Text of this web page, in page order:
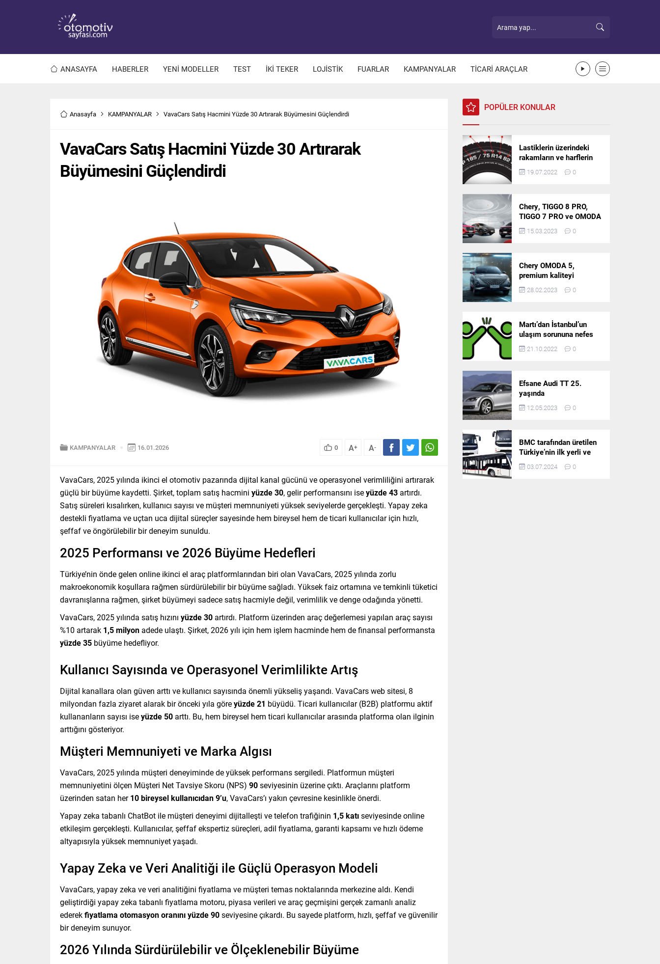
ANASAYFA HABERLER YENİ MODELLER TEST İKİ TEKER LOJİSTİK FUARLAR KAMPANYALAR TİCARİ ARAÇLAR
Anasayfa KAMPANYALAR VavaCars Satış Hacmini Yüzde 30 Artırarak Büyümesini Güçlendirdi
VavaCars Satış Hacmini Yüzde 30 Artırarak
Büyümesini Güçlendirdi
KAMPANYALAR 16.01.2026 0 A+ A-
VavaCars, 2025 yılında ikinci el otomotiv pazarında dijital kanal gücünü ve operasyonel verimliliğini artırarak
güçlü bir büyüme kaydetti. Şirket, toplam satış hacmini yüzde 30, gelir performansını iseyüzde 43 artırdı.
Satış süreleri kısalırken, kullanıcı sayısı ve müşteri memnuniyeti yüksek seviyelerde gerçekleşti. Yapay zeka
destekli fiyatlama ve uçtan uca dijital süreçler sayesinde hem bireysel hem de ticari kullanıcılar için hızlı,
şeffaf ve öngörülebilir bir deneyim sunuldu.
2025 Performansı ve 2026 Büyüme Hedefleri
Türkiye’nin önde gelen online ikinci el araç platformlarından biri olan VavaCars, 2025 yılında zorlu
makroekonomik koşullara rağmen sürdürülebilir bir büyüme sağladı. Yüksek faiz ortamına ve temkinli tüketici
davranışlarına rağmen, şirket büyümeyi sadece satış hacmiyle değil, verimlilik ve denge odağında yönetti.
VavaCars, 2025 yılında satış hızını yüzde 30 artırdı. Platform üzerinden araç değerlemesi yapılan araç sayısı
%10 artarak 1,5 milyon adede ulaştı. Şirket, 2026 yılı için hem işlem hacminde hem de finansal performansta
yüzde 35 büyüme hedefliyor.
Kullanıcı Sayısında ve Operasyonel Verimlilikte Artış
Dijital kanallara olan güven arttı ve kullanıcı sayısında önemli yükseliş yaşandı. VavaCars web sitesi, 8
milyondan fazla ziyaret alarak bir önceki yıla göreyüzde 21 büyüdü. Ticari kullanıcılar (B2B) platformu aktif
kullananların sayısı iseyüzde 50 arttı. Bu, hem bireysel hem ticari kullanıcılar arasında platforma olan ilginin
arttığını gösteriyor.
Müşteri Memnuniyeti ve Marka Algısı
VavaCars, 2025 yılında müşteri deneyiminde de yüksek performans sergiledi. Platformun müşteri
memnuniyetini ölçen Müşteri Net Tavsiye Skoru (NPS) 90seviyesinin üzerine çıktı. Araçlarını platform
üzerinden satan her10 bireysel kullanıcıdan 9’u, VavaCars’ı yakın çevresine kesinlikle önerdi.
Yapay zeka tabanlı ChatBot ile müşteri deneyimi dijitalleşti ve telefon trafiğinin 1,5 katıseviyesinde online
etkileşim gerçekleşti. Kullanıcılar, şeffaf ekspertiz süreçleri, adil fiyatlama, garanti kapsamı ve hızlı ödeme
altyapısıyla yüksek memnuniyet yaşadı.
Yapay Zeka ve Veri Analitiği ile Güçlü Operasyon Modeli
VavaCars, yapay zeka ve veri analitiğini fiyatlama ve müşteri temas noktalarında merkezine aldı. Kendi
geliştirdiği yapay zeka tabanlı fiyatlama motoru, piyasa verileri ve araç geçmişini gerçek zamanlı analiz
ederekfiyatlama otomasyon oranını yüzde 90seviyesine çıkardı. Bu sayede platform, hızlı, şeffaf ve güvenilir
bir deneyim sunuyor.
2026 Yılında Sürdürülebilir ve Ölçeklenebilir Büyüme
POPÜLER KONULAR
Lastiklerin üzerindeki
rakamların ve harflerin
anlamı nedir?
19.07.2022 0
Chery, TIGGO 8 PRO,
TIGGO 7 PRO ve OMODA
5’in resmi olarak
satışlarına başlıyor!
15.03.2023 0
Chery OMODA 5,
premium kaliteyi
Türkiye’de sunmaya
hazırlanıyor
28.02.2023 0
Martı’dan İstanbul’un
ulaşım sorununa nefes
aldıracak yeni
platform: Tek Araçla
21.10.2022 0
Efsane Audi TT 25.
yaşında
12.05.2023 0
BMC tarafından üretilen
Türkiye’nin ilk yerli ve
milli apron otobüsü
Neoport’a yurt dışından
03.07.2024 0